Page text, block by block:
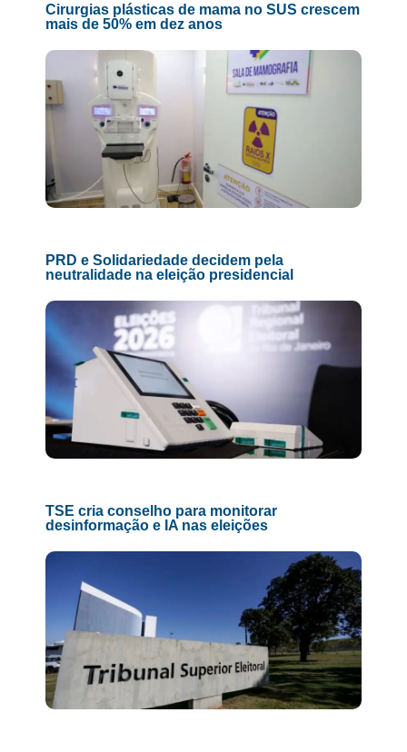
Cirurgias plásticas de mama no SUS crescem
mais de 50% em dez anos
PRD e Solidariedade decidem pela
neutralidade na eleição presidencial
TSE cria conselho para monitorar
desinformação e IA nas eleições